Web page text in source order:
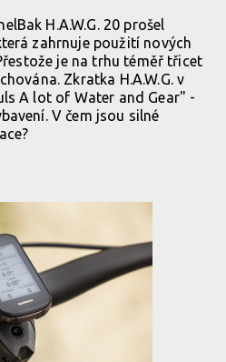
H.A.W.G. 20 prošel
zahrnuje použití nových
je na trhu téměř třicet
Zkratka H.A.W.G. v
A lot of Water and Gear" -
V čem jsou silné